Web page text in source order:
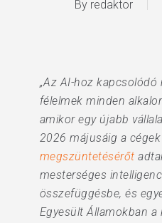
By redaktor
„Az AI-hoz
félelmek minden
amikor egy újabb
2026 májusáig a
megszüntetésérőt
mesterséges
összefüggésbe, és
Egyesült Államokban